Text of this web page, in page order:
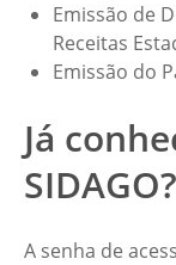
Emissão de
Receitas
Emissão do
Já
SIDAGO?
A senha de